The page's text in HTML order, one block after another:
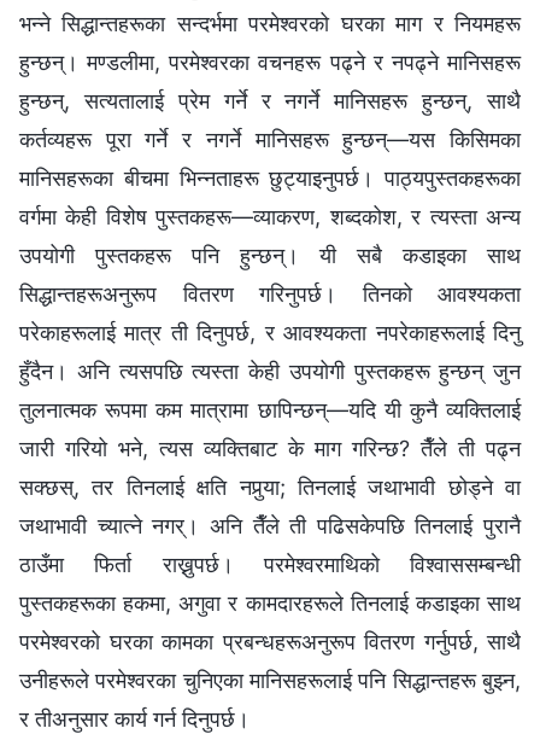
भन्‍ने सिद्धान्तहरूका सन्दर्भमा परमेश्‍वरको घरका माग र नियमहरू
हुन्छन्। मण्डलीमा, परमेश्‍वरका वचनहरू पढ्ने र नपढ्ने मानिसहरू
हुन्छन्, सत्यतालाई प्रेम गर्ने र नगर्ने मानिसहरू हुन्छन्, साथै
कर्तव्यहरू पूरा गर्ने र नगर्ने मानिसहरू हुन्छन्—यस किसिमका
मानिसहरूका बीचमा भिन्‍नताहरू छुट्याइनुपर्छ। पाठ्यपुस्तकहरूका
वर्गमा केही विशेष पुस्तकहरू—व्याकरण, शब्दकोश, र त्यस्ता अन्य
उपयोगी पुस्तकहरू पनि हुन्छन्। यी सबै कडाइका साथ
सिद्धान्तहरूअनुरूप वितरण गरिनुपर्छ। तिनको आवश्यकता
परेकाहरूलाई मात्र ती दिनुपर्छ, र आवश्यकता नपरेकाहरूलाई दिनु
हुँदैन। अनि त्यसपछि त्यस्ता केही उपयोगी पुस्तकहरू हुन्छन् जुन
तुलनात्मक रूपमा कम मात्रामा छापिन्छन्—यदि यी कुनै व्यक्तिलाई
जारी गरियो भने, त्यस व्यक्तिबाट के माग गरिन्छ? तैँले ती पढ्न
सक्छस्, तर तिनलाई क्षति नपुर्‍या; तिनलाई जथाभावी छोड्ने वा
जथाभावी च्यात्ने नगर्। अनि तैँले ती पढिसकेपछि तिनलाई पुरानै
ठाउँमा फिर्ता राख्नुपर्छ। परमेश्‍वरमाथिको विश्‍वाससम्बन्धी
पुस्तकहरूका हकमा, अगुवा र कामदारहरूले तिनलाई कडाइका साथ
परमेश्‍वरको घरका कामका प्रबन्धहरूअनुरूप वितरण गर्नुपर्छ, साथै
उनीहरूले परमेश्‍वरका चुनिएका मानिसहरूलाई पनि सिद्धान्तहरू बुझ्न,
र तीअनुसार कार्य गर्न दिनुपर्छ।